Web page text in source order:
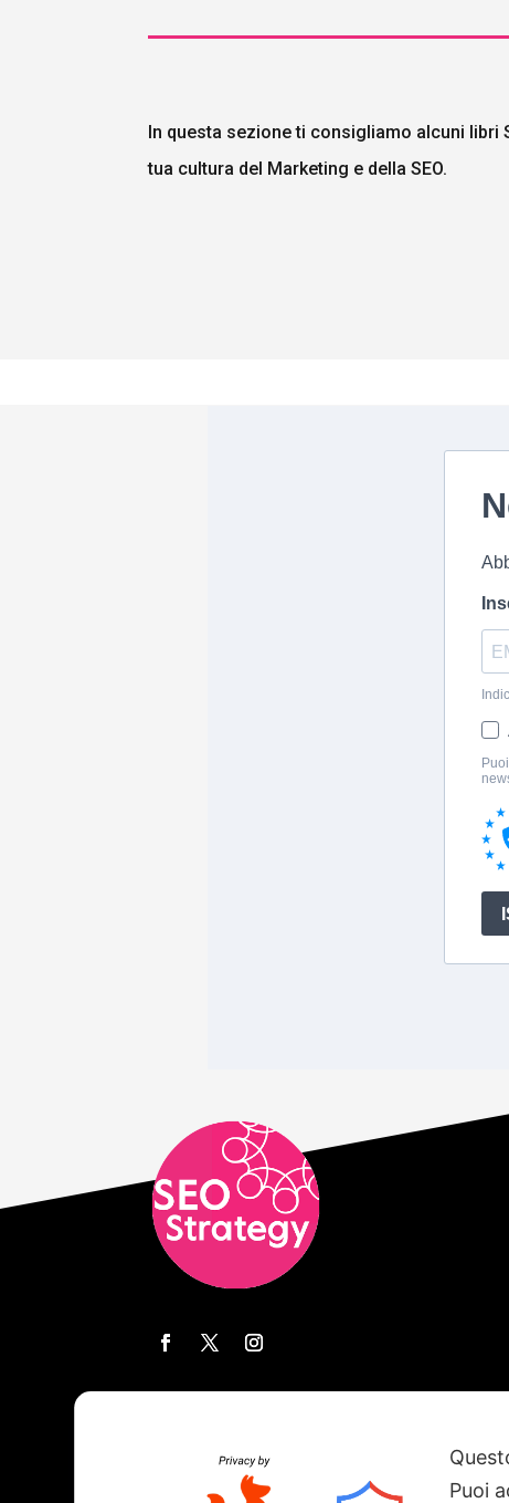
In questa sezione ti consigliamo alcuni libri
tua cultura del Marketing e della SEO.
Il portale SEO-Strategy è nato col Corso
Fondazione Istituto Tecnico Superiore
Puoi